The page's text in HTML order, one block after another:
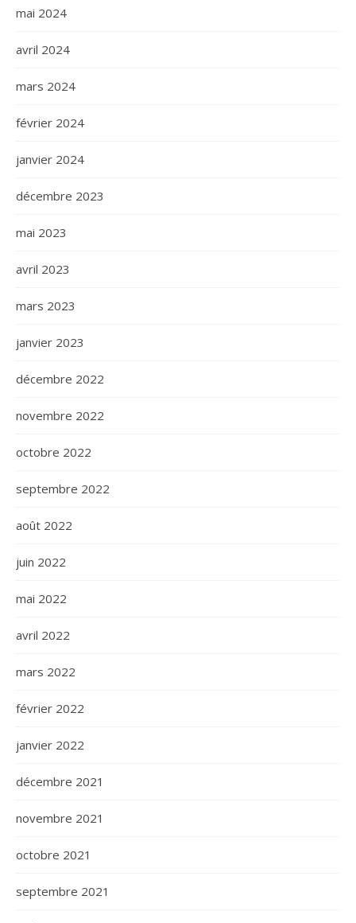
mai 2024
avril 2024
mars 2024
février 2024
janvier 2024
décembre 2023
mai 2023
avril 2023
mars 2023
janvier 2023
décembre 2022
novembre 2022
octobre 2022
septembre 2022
août 2022
juin 2022
mai 2022
avril 2022
mars 2022
février 2022
janvier 2022
décembre 2021
novembre 2021
octobre 2021
septembre 2021